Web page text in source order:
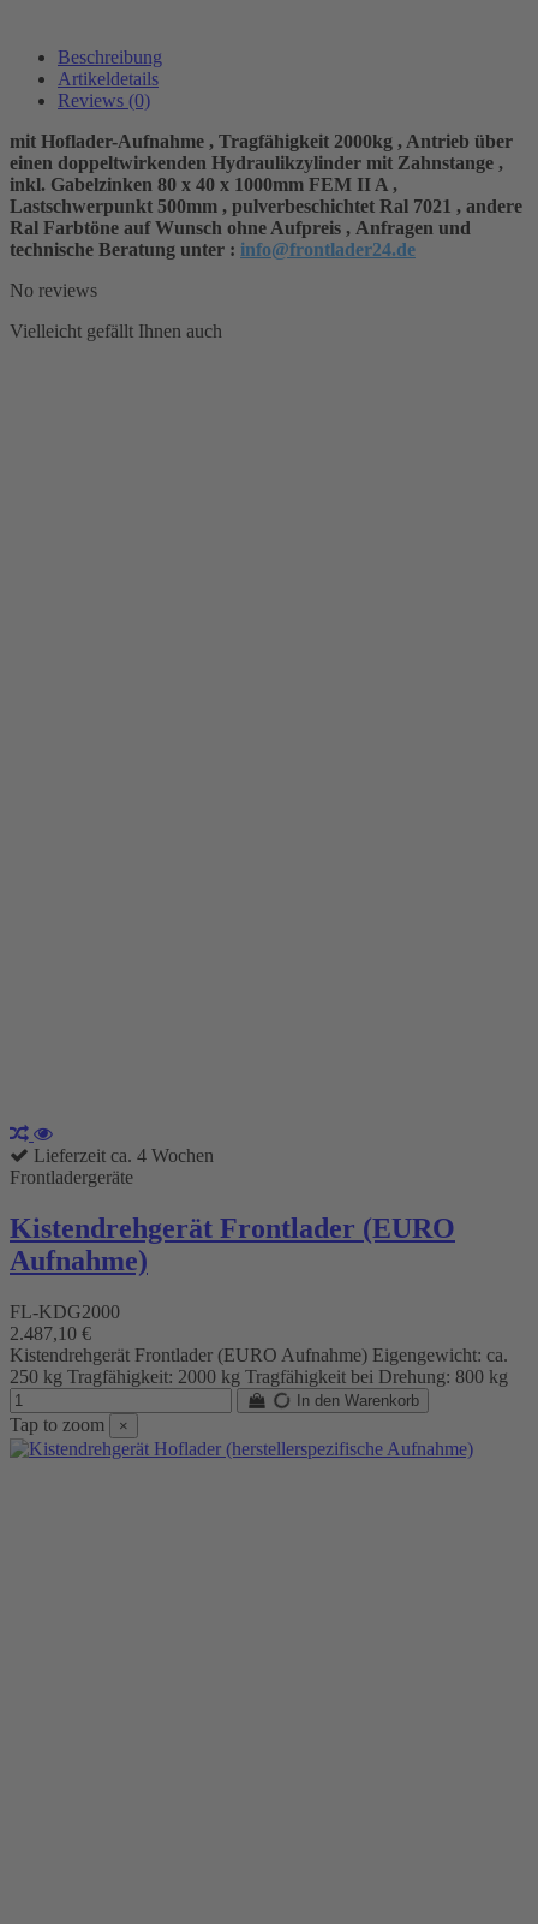
Beschreibung
Artikeldetails
Reviews (0)
mit Hoflader-Aufnahme , Tragfähigkeit 2000kg , Antrieb über
einen doppeltwirkenden Hydraulikzylinder mit Zahnstange ,
inkl. Gabelzinken 80 x 40 x 1000mm FEM II A ,
Lastschwerpunkt 500mm , pulverbeschichtet Ral 7021 , andere
Ral Farbtöne auf Wunsch ohne Aufpreis , Anfragen und
technische Beratung unter : info@frontlader24.de
No reviews
Vielleicht gefällt Ihnen auch
Lieferzeit ca. 4 Wochen
Frontladergeräte
Kistendrehgerät Frontlader (EURO
Aufnahme)
FL-KDG2000
2.487,10 €
Kistendrehgerät Frontlader (EURO Aufnahme) Eigengewicht: ca.
250 kg Tragfähigkeit: 2000 kg Tragfähigkeit bei Drehung: 800 kg
In den Warenkorb
Tap to zoom ×